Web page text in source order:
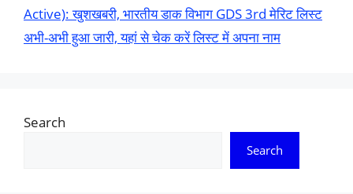
Active): खुशखबरी, भारतीय डाक विभाग GDS 3rd मेरिट लिस्ट
अभी-अभी हुआ जारी, यहां से चेक करें लिस्ट में अपना नाम
Search
Search